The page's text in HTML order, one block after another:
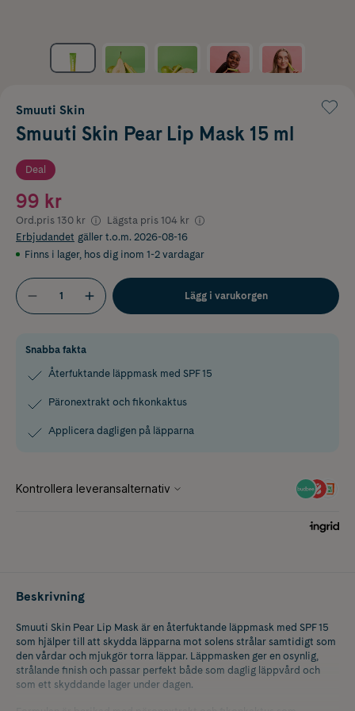
Smuuti Skin
Smuuti Skin Pear Lip Mask 15 ml
Deal
99 kr
Ord.pris 130 kr Lägsta pris 104 kr
Erbjudandet gäller t.o.m. 2026-08-16
Finns i lager, hos dig inom 1-2 vardagar
Lägg i varukorgen
Snabba fakta
Återfuktande läppmask med SPF 15
Päronextrakt och fikonkaktus
Applicera dagligen på läpparna
Beskrivning
Smuuti Skin Pear Lip Mask är en återfuktande läppmask med SPF 15
som hjälper till att skydda läpparna mot solens strålar samtidigt som
den vårdar och mjukgör torra läppar. Läppmasken ger en osynlig,
strålande finish och passar perfekt både som daglig läppvård och
som ett skyddande lager under dagen.